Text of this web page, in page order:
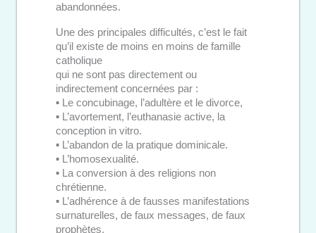
abandonnées.
Une des principales difficultés, c’est le fait
qu’il existe de moins en moins de famille
catholique
qui ne sont pas directement ou
indirectement concernées par :
▪︎ Le concubinage, l’adultère et le divorce,
▪︎ L’avortement, l’euthanasie active, la
conception in vitro.
▪︎ L’abandon de la pratique dominicale.
▪︎ L’homosexualité.
▪︎ La conversion à des religions non
chrétienne.
▪︎ L’adhérence à de fausses manifestations
surnaturelles, de faux messages, de faux
prophètes.